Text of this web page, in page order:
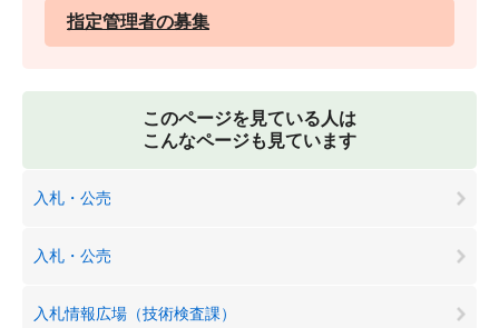
指定管理者の募集
このページを見ている人は
こんなページも見ています
入札・公売
入札・公売
入札情報広場（技術検査課）